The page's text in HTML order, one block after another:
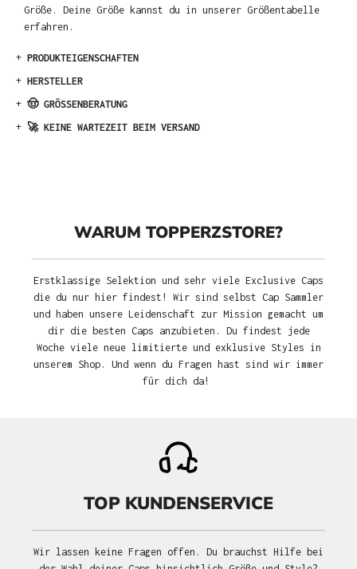
Größe. Deine Größe kannst du in unserer Größentabelle
erfahren.
+ PRODUKTEIGENSCHAFTEN
+ HERSTELLER
+ 🤠 GRÖSSENBERATUNG
+ 🚀 KEINE WARTEZEIT BEIM VERSAND
WARUM TOPPERZSTORE?
Erstklassige Selektion und sehr viele Exclusive Caps
die du nur hier findest! Wir sind selbst Cap Sammler
und haben unsere Leidenschaft zur Mission gemacht um
dir die besten Caps anzubieten. Du findest jede
Woche viele neue limitierte und exklusive Styles in
unserem Shop. Und wenn du Fragen hast sind wir immer
für dich da!
TOP KUNDENSERVICE
Wir lassen keine Fragen offen. Du brauchst Hilfe bei